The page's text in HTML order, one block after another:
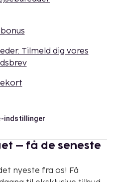
Tilmeld dig vores
indstillinger
– få de seneste
nyeste fra os! Få